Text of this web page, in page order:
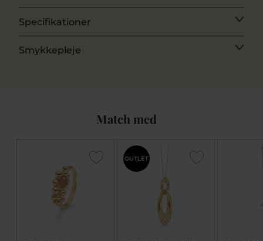
Specifikationer
Smykkepleje
Match med
OUTLET